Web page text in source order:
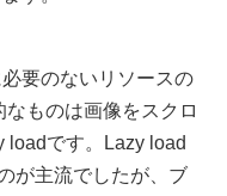
要のないリソースの
ものは画像をスクロ
loadです。Lazy load
が主流でしたが、ブ